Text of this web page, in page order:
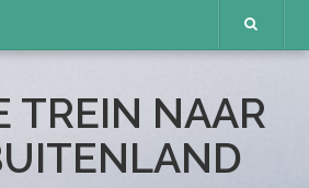
TREIN NAAR